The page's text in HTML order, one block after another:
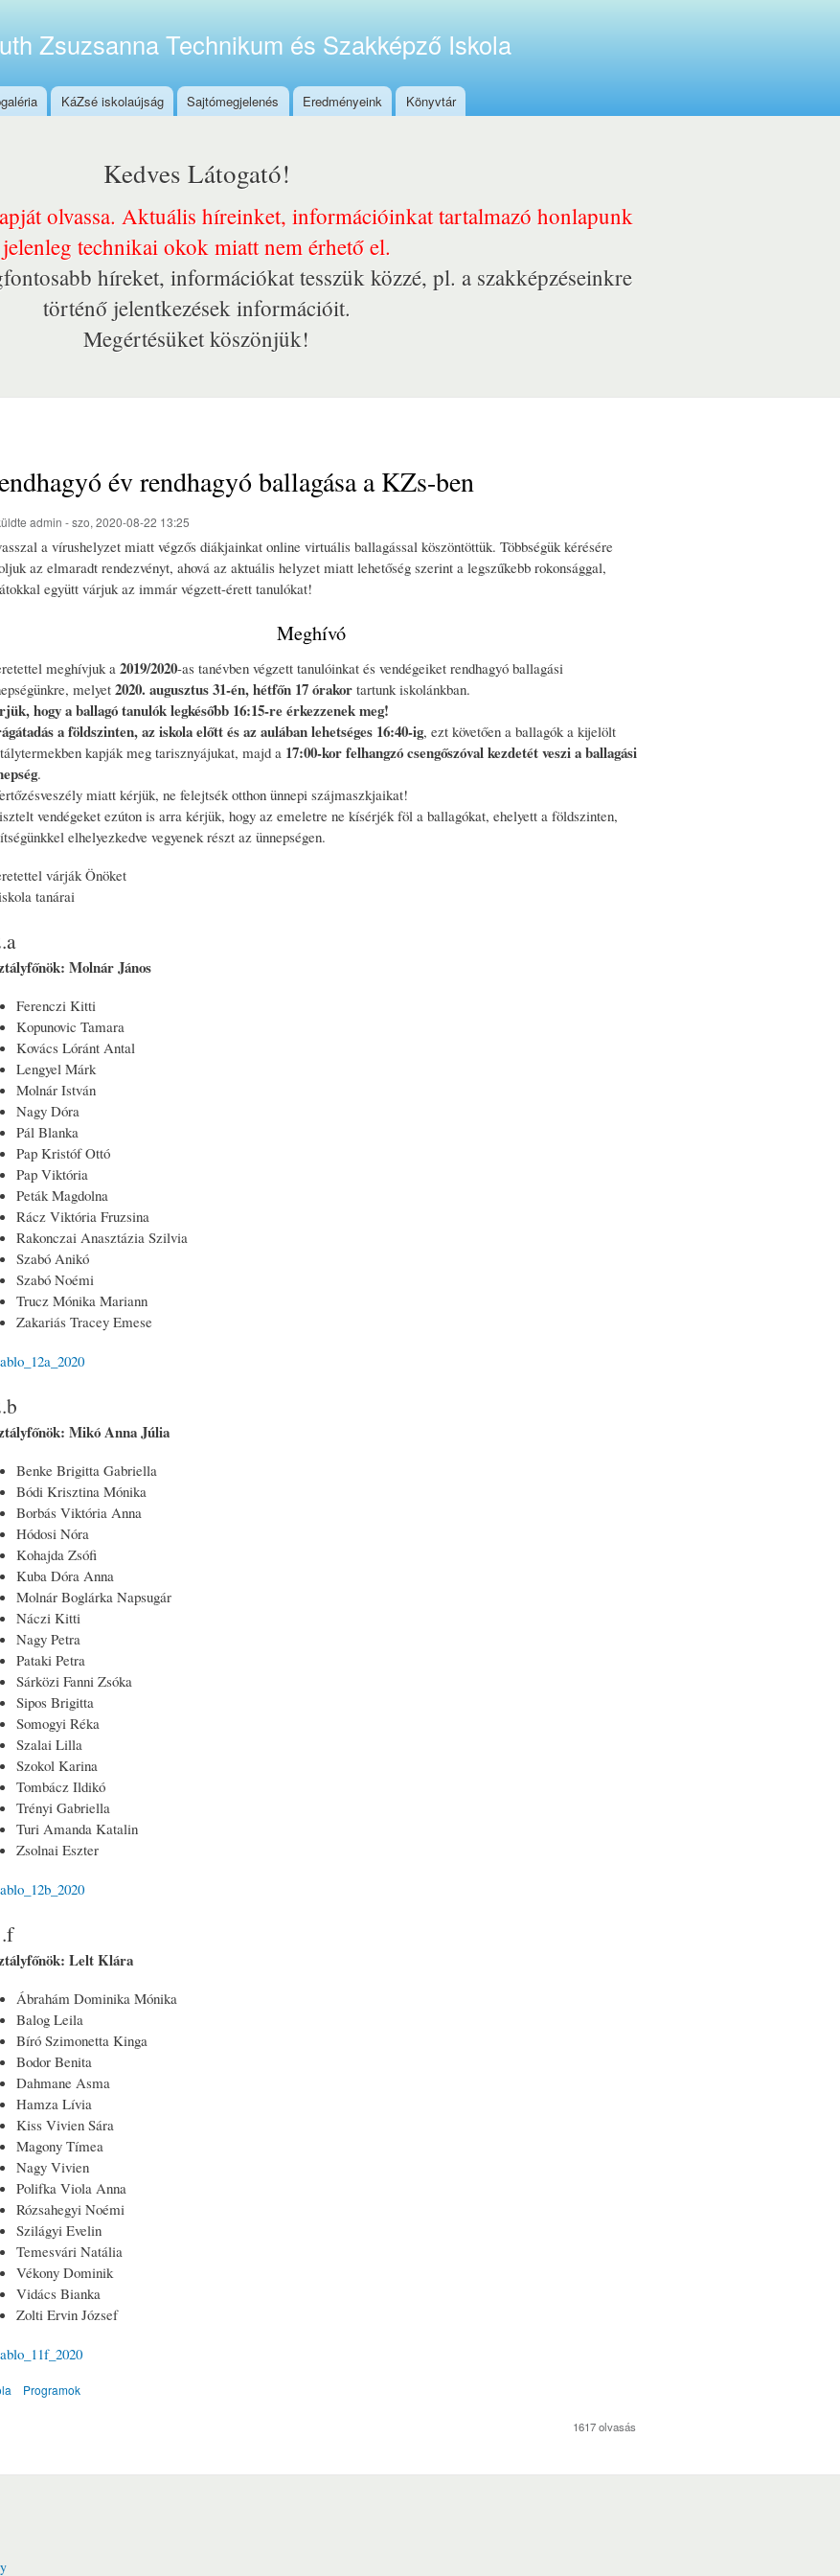
tartalomra
Zsuzsanna Technikum és Szakképző Iskola
KáZsé iskolaújság Sajtómegjelenés Eredményeink Könyvtár
Kedves Látogató!
olvassa. Aktuális híreinket, információinkat tartalmazó honlapunk
jelenleg technikai okok miatt nem érhető el.
híreket, információkat tesszük közzé, pl. a szakképzéseinkre
történő jelentkezések információit.
Megértésüket köszönjük!
év rendhagyó ballagása a KZs-ben
admin - szo, 2020-08-22 13:25
a vírushelyzet miatt végzős diákjainkat online virtuális ballagással köszöntöttük. Többségük kérésére
az elmaradt rendezvényt, ahová az aktuális helyzet miatt lehetőség szerint a legszűkebb rokonsággal,
együtt várjuk az immár végzett-érett tanulókat!
Meghívó
meghívjuk a 2019/2020-as tanévben végzett tanulóinkat és vendégeiket rendhagyó ballagási
melyet 2020. augusztus 31-én, hétfőn 17 órakor tartunk iskolánkban.
hogy a ballagó tanulók legkésőbb 16:15-re érkezzenek meg!
a földszinten, az iskola előtt és az aulában lehetséges 16:40-ig, ezt követően a ballagók a kijelölt
kapják meg tarisznyájukat, majd a 17:00-kor felhangzó csengőszóval kezdetét veszi a ballagási
.
miatt kérjük, ne felejtsék otthon ünnepi szájmaszkjaikat!
vendégeket ezúton is arra kérjük, hogy az emeletre ne kísérjék föl a ballagókat, ehelyett a földszinten,
elhelyezkedve vegyenek részt az ünnepségen.
várják Önöket
tanárai
Molnár János
Ferenczi Kitti
Kopunovic Tamara
Kovács Lóránt Antal
Lengyel Márk
Molnár István
Nagy Dóra
Pál Blanka
Pap Kristóf Ottó
Pap Viktória
Peták Magdolna
Rácz Viktória Fruzsina
Rakonczai Anasztázia Szilvia
Szabó Anikó
Szabó Noémi
Trucz Mónika Mariann
Zakariás Tracey Emese
Mikó Anna Júlia
Benke Brigitta Gabriella
Bódi Krisztina Mónika
Borbás Viktória Anna
Hódosi Nóra
Kohajda Zsófi
Kuba Dóra Anna
Molnár Boglárka Napsugár
Náczi Kitti
Nagy Petra
Pataki Petra
Sárközi Fanni Zsóka
Sipos Brigitta
Somogyi Réka
Szalai Lilla
Szokol Karina
Tombácz Ildikó
Trényi Gabriella
Turi Amanda Katalin
Zsolnai Eszter
Lelt Klára
Ábrahám Dominika Mónika
Balog Leila
Bíró Szimonetta Kinga
Bodor Benita
Dahmane Asma
Hamza Lívia
Kiss Vivien Sára
Magony Tímea
Nagy Vivien
Polifka Viola Anna
Rózsahegyi Noémi
Szilágyi Evelin
Temesvári Natália
Vékony Dominik
Vidács Bianka
Zolti Ervin József
Programok
1617 olvasás